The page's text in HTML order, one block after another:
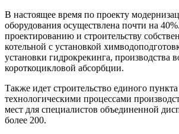
В настоящее время по проекту
оборудования осуществлена почти на
проектированию и строительству
котельной с установкой
установки гидрокрекинга, производства
короткоцикловой абсорбции.
Также идет строительство единого
технологическими процессами
мест для специалистов объединенной
более 200.